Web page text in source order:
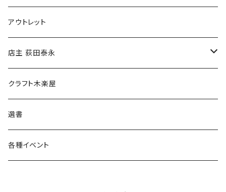
マグカップ
傘
食料品
その他
アウトレット
店主 荻田泰永
書籍
ウェア
クラフト木楽屋
選書
各種イベント